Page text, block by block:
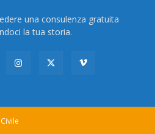
una consulenza gratuita
la tua storia.